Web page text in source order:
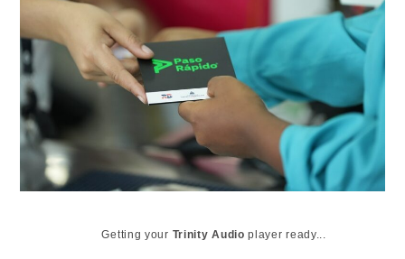
Getting your Trinity Audio player ready...